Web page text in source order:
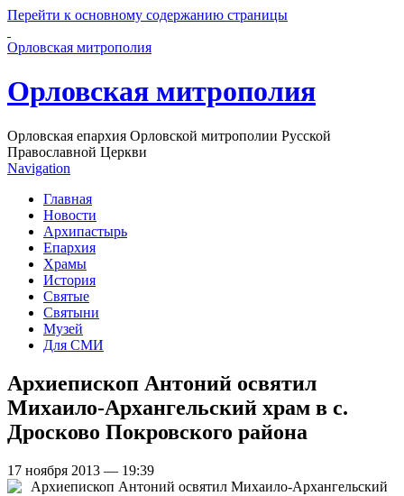
Перейти к основному содержанию страницы
Орловская митрополия
Орловская митрополия
Орловская епархия Орловской митрополии Русской
Православной Церкви
Navigation
Главная
Новости
Архипастырь
Епархия
Храмы
История
Святые
Святыни
Музей
Для СМИ
Архиепископ Антоний освятил
Михаило-Архангельский храм в с.
Дросково Покровского района
17 ноября 2013 — 19:39